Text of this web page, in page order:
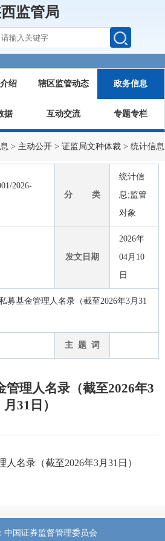
西监管局
绍 辖区监管动态 政务信息
据 互动交流 专题专栏
> 主动公开 > 证监局文种体裁 > 统计信息
2026-
分 类
统计信
息;监管
对象
发文日期
2026年
04月10
日
募基金管理人名录（截至2026年3月31
主 题 词
管理人名录（截至2026年3
月31日）
名录（截至2026年3月31日）
中国证券监督管理委员会